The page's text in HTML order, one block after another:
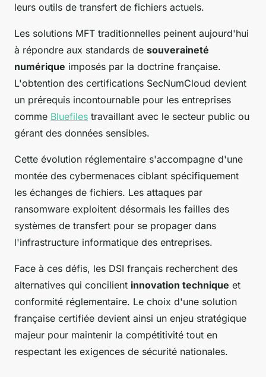
leurs outils de transfert de fichiers actuels.
Les solutions MFT traditionnelles peinent aujourd'hui
à répondre aux standards de souveraineté
numérique imposés par la doctrine française.
L'obtention des certifications SecNumCloud devient
un prérequis incontournable pour les entreprises
comme Bluefiles travaillant avec le secteur public ou
gérant des données sensibles.
Cette évolution réglementaire s'accompagne d'une
montée des cybermenaces ciblant spécifiquement
les échanges de fichiers. Les attaques par
ransomware exploitent désormais les failles des
systèmes de transfert pour se propager dans
l'infrastructure informatique des entreprises.
Face à ces défis, les DSI français recherchent des
alternatives qui concilient innovation technique et
conformité réglementaire. Le choix d'une solution
française certifiée devient ainsi un enjeu stratégique
majeur pour maintenir la compétitivité tout en
respectant les exigences de sécurité nationales.